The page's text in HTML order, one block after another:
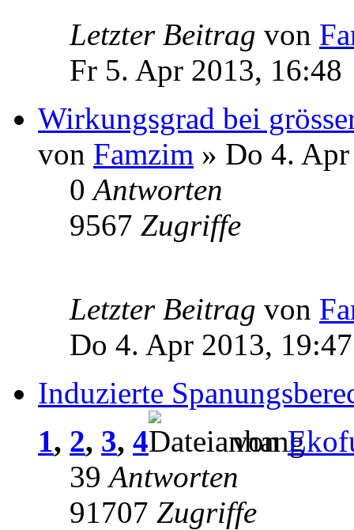
Letzter Beitrag von
Fr 5. Apr 2013, 16:48
Wirkungsgrad bei
von Famzim » Do 4.
0Antworten
9567 Zugriffe
Letzter Beitrag von
Do 4. Apr 2013, 19:47
Induzierte
1, 2, 3, 4 von
39Antworten
91707 Zugriffe